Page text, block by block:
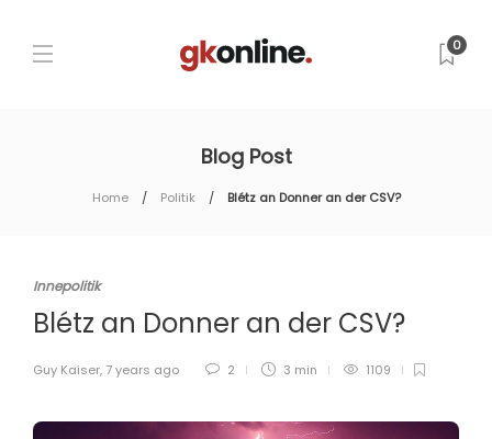
0
Blog Post
Home Politik Blétz an Donner an der CSV?
Innepolitik
Blétz an Donner an der CSV?
Guy Kaiser, 7 years ago 2 3 min 1109